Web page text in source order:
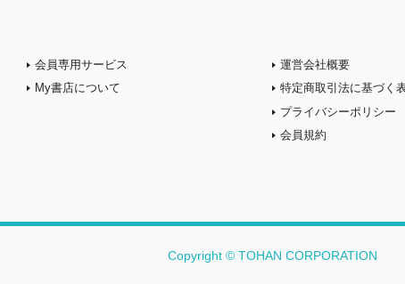
会員専用サービス
My書店について
運営会社概要
特定商取引法に基づく
プライバシーポリシー
会員規約
Copyright © TOHAN CORPORATION